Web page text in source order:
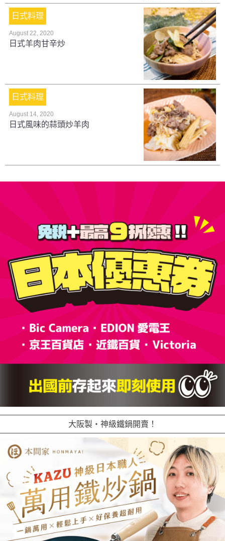
日式料理
August 22, 2020
日式羊肉甘辛炒
日式料理
August 14, 2020
日式風味的蒜頭炒羊肉
大阪製・神級鐵鍋開賣！